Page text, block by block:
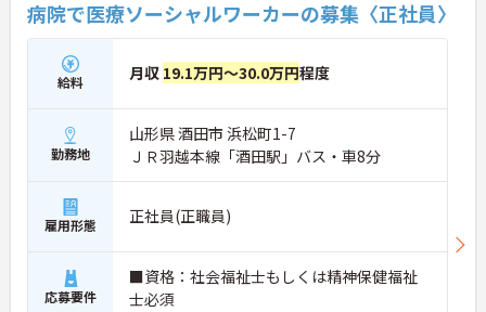
病院で医療ソーシャルワーカーの募集〈正社員〉
給料 月収 19.1万円～30.0万円程度
勤務地
山形県 酒田市 浜松町1-7
ＪＲ羽越本線「酒田駅」バス・車8分
雇用形態 正社員(正職員)
応募要件
■資格：社会福祉士もしくは精神保健福祉
士必須